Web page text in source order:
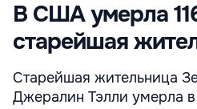
В США умерла
старейшая
Старейшая жительница
Джералин Тэлли умерла в